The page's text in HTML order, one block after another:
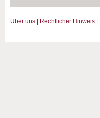
Über uns Rechtlicher Hinweis